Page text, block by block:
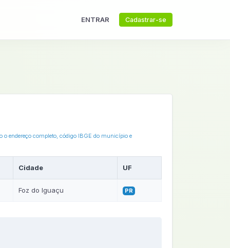
ENTRAR Cadastrar-se
o endereço completo, código IBGE do município e
Cidade UF
Foz do Iguaçu PR